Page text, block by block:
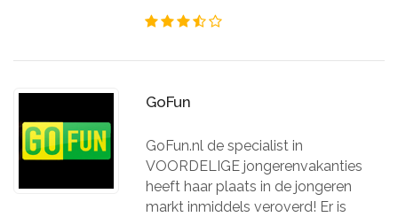
GoFun
GoFun.nl de specialist in
VOORDELIGE jongerenvakanties
heeft haar plaats in de jongeren
markt inmiddels veroverd! Er is